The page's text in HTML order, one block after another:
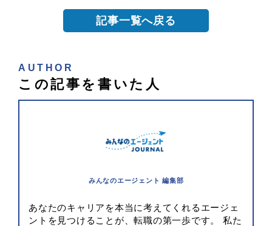
記事一覧へ戻る
AUTHOR
この記事を書いた人
みんなのエージェント 編集部
あなたのキャリアを本当に考えてくれるエージェ
ントを見つけることが、転職の第一歩です。 私た